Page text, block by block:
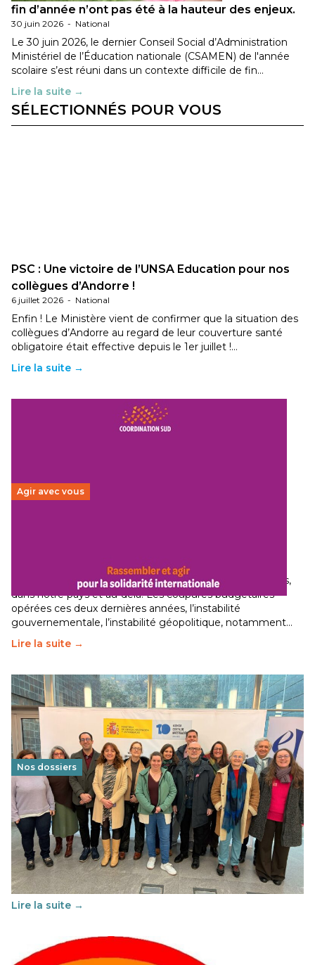
fin d’année n’ont pas été à la hauteur des enjeux.
30 juin 2026 - National
Le 30 juin 2026, le dernier Conseil Social d’Administration
Ministériel de l’Éducation nationale (CSAMEN) de l'année
scolaire s’est réuni dans un contexte difficile de fin…
Lire la suite →
SÉLECTIONNÉS POUR VOUS
PSC : Une victoire de l’UNSA Education pour nos
collègues d’Andorre !
6 juillet 2026 - National
Enfin ! Le Ministère vient de confirmer que la situation des
collègues d’Andorre au regard de leur couverture santé
obligatoire était effective depuis le 1er juillet !…
Lire la suite →
Agir avec vous
Le secteur humanitaire connaît des difficultés profondes,
dans notre pays et au-delà. Les coupures budgétaires
opérées ces deux dernières années, l’instabilité
gouvernementale, l’instabilité géopolitique, notamment…
Lire la suite →
Nos dossiers
Éducation au vivre-ensemble : un échange croisé
franco-espagnol pour changer d’approche
29 juin 2026-National
Cette année, l'UNSA Éducation a mené un projet Erasmus
soutenu par l'union Européenne et centré sur l'éducation
au vivre-ensemble : quelles différences entre la France…
Lire la suite →